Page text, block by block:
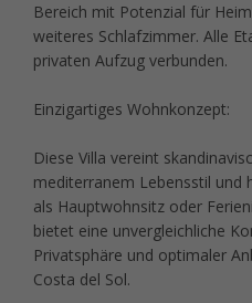
Bereich mit Potenzial für
weiteres Schlafzimmer. Alle
privaten Aufzug verbunden.
Einzigartiges Wohnkonzept:
Diese Villa vereint
mediterranem Lebensstil
als Hauptwohnsitz oder
bietet eine unvergleichliche
Privatsphäre und optimaler
Costa del Sol.